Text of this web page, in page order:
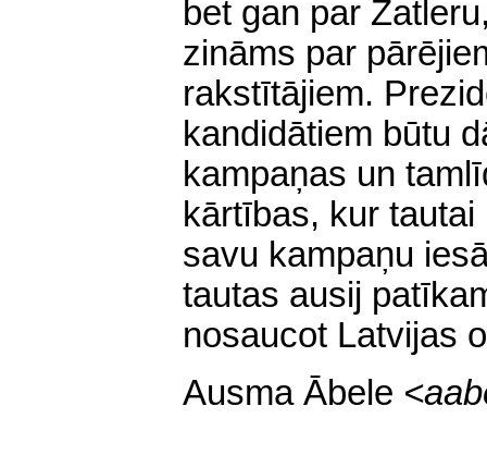
bet gan par
zināms par
rakstītājiem.
kandidātiem būtu
kampaņas un
kārtības, kur
savu kampaņu
tautas ausij
nosaucot Latvijas
Ausma Ābele <